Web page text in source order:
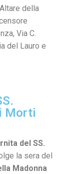
della
Via C.
del Lauro e
Morti
del SS.
la sera del
Madonna